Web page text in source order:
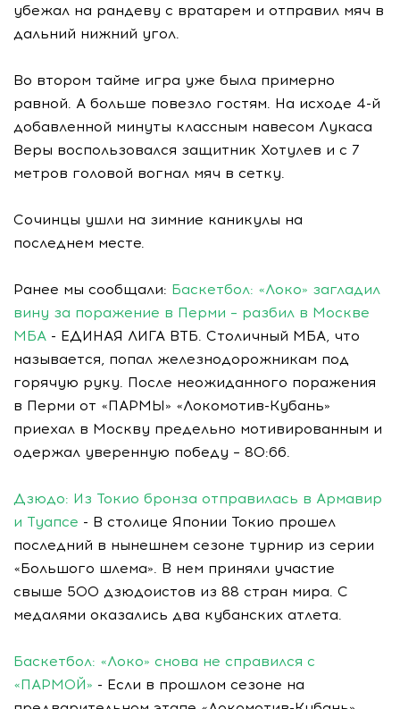
убежал на рандеву с вратарем и отправил мяч в
дальний нижний угол.
Во втором тайме игра уже была примерно
равной. А больше повезло гостям. На исходе 4-й
добавленной минуты классным навесом Лукаса
Веры воспользовался защитник Хотулев и с 7
метров головой вогнал мяч в сетку.
Сочинцы ушли на зимние каникулы на
последнем месте.
Ранее мы сообщали: Баскетбол: «Локо» загладил
вину за поражение в Перми – разбил в Москве
МБА - ЕДИНАЯ ЛИГА ВТБ. Столичный МБА, что
называется, попал железнодорожникам под
горячую руку. После неожиданного поражения
в Перми от «ПАРМЫ» «Локомотив-Кубань»
приехал в Москву предельно мотивированным и
одержал уверенную победу – 80:66.
Дзюдо: Из Токио бронза отправилась в Армавир
и Туапсе - В столице Японии Токио прошел
последний в нынешнем сезоне турнир из серии
«Большого шлема». В нем приняли участие
свыше 500 дзюдоистов из 88 стран мира. С
медалями оказались два кубанских атлета.
Баскетбол: «Локо» снова не справился с
«ПАРМОЙ» - Если в прошлом сезоне на